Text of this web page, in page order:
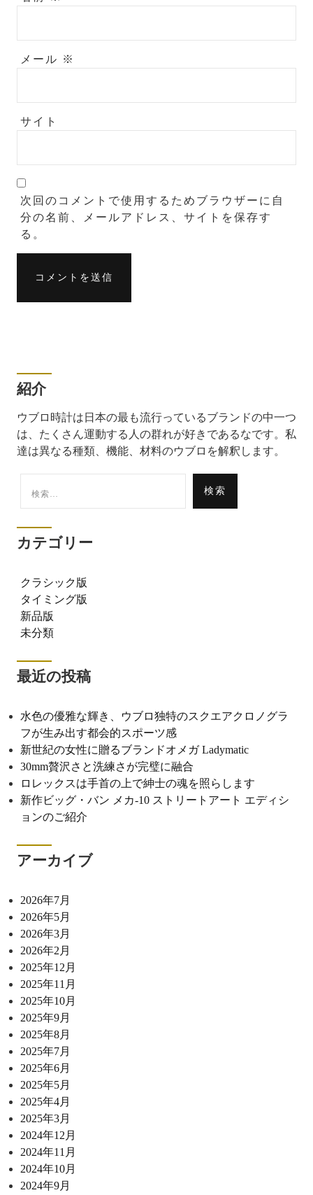
メール ※
サイト
次回のコメントで使用するためブラウザーに自
分の名前、メールアドレス、サイトを保存す
る。
紹介
ウブロ時計は日本の最も流行っているブランドの中一つ
は、たくさん運動する人の群れが好きであるなです。私
達は異なる種類、機能、材料のウブロを解釈します。
索:
カテゴリー
クラシック版
タイミング版
新品版
未分類
最近の投稿
水色の優雅な輝き、ウブロ独特のスクエアクロノグラ
フが生み出す都会的スポーツ感
新世紀の女性に贈るブランドオメガ Ladymatic
30mm贅沢さと洗練さが完璧に融合
ロレックスは手首の上で紳士の魂を照らします
新作ビッグ・バン メカ-10 ストリートアート エディシ
ョンのご紹介
アーカイブ
2026年7月
2026年5月
2026年3月
2026年2月
2025年12月
2025年11月
2025年10月
2025年9月
2025年8月
2025年7月
2025年6月
2025年5月
2025年4月
2025年3月
2024年12月
2024年11月
2024年10月
2024年9月